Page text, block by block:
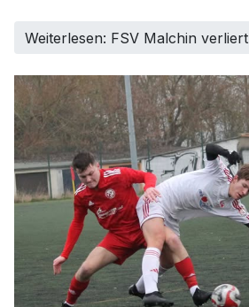
Weiterlesen: FSV Malchin